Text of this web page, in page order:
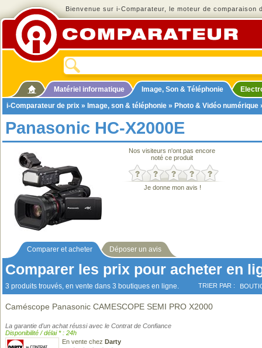
Bienvenue sur i-Comparateur, le moteur de comparaison
Matériel informatique Image, Son & Téléphonie
i-Comparateur de prix » Image, son & téléphonie » Photo & Vidéo numérique
Panasonic HC-X2000E
Nos visiteurs n'ont pas encore
noté ce produit
Je donne mon avis !
Comparer et acheter Déposer un avis
Comparer les prix pour acheter en
3 produits trouvés, en vente dans 3 boutiques en ligne. TRIER PAR :
Caméscope Panasonic CAMESCOPE SEMI PRO X2000
La garantie d'un achat réussi avec le Contrat de Confiance
Disponibilité / délai * : 24h
En vente chez Darty